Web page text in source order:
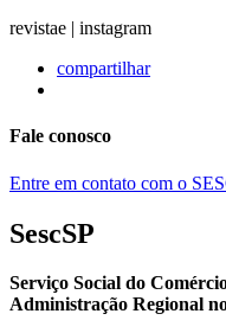
revistae | instagram
compartilhar
Fale conosco
Entre em contato com o
SescSP
Serviço Social do
Administração Regional